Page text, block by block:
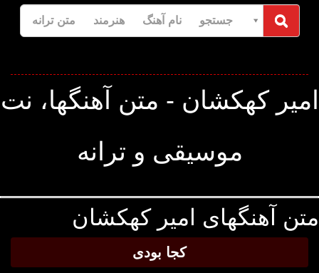
جستجو نام آهنگ هنرمند متن ترانه
کهکشان - متن آهنگها، نت
موسیقی و ترانه
آهنگهای امیر کهکشان
کجا بودی